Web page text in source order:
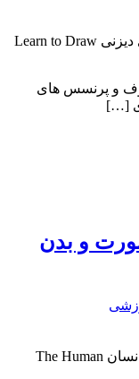
و پرنسس های
[…]
و بدن